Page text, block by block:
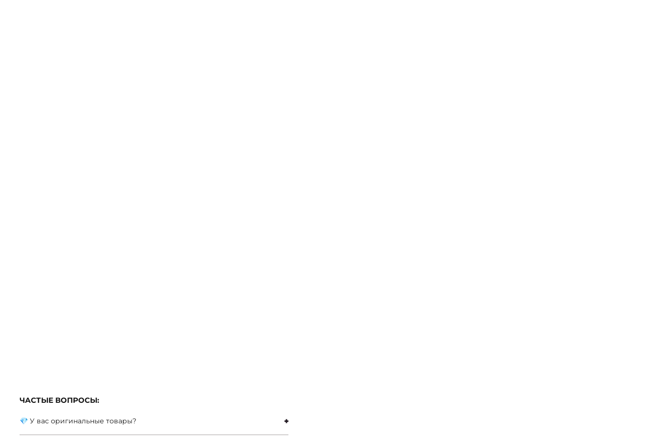
ЧАСТЫЕ ВОПРОСЫ:
💎 У вас оригинальные товары?